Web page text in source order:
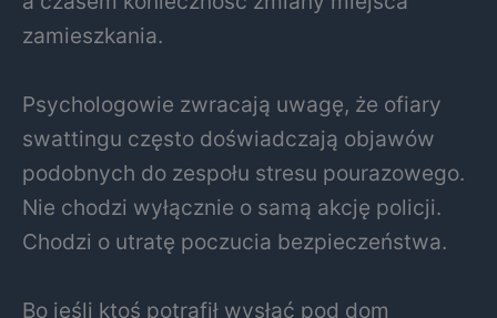
zamieszkania.
Psychologowie zwracają uwagę, że ofiary
swattingu często doświadczają objawów
podobnych do zespołu stresu pourazowego.
Nie chodzi wyłącznie o samą akcję policji.
Chodzi o utratę poczucia bezpieczeństwa.
Bo jeśli ktoś potrafił wysłać pod dom